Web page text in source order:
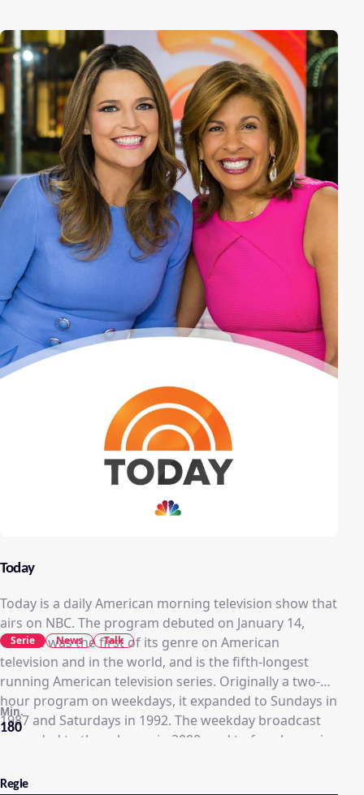
der Küste einen Haischwarm aufgesaugt hatte, die
nun um die Freiheitsstatue ebenso wie über den
Broadway tänzeln. Natürlich lassen sich die
Sharknado-Experten dies nicht bieten, sondern gehen
sogleich in die Offensive, indem sie dem Sturm mit
Kettensägen und selbstgebauten Bomben trotzen.
Today
Today is a daily American morning television show that
airs on NBC. The program debuted on January 14,
1952. It was the first of its genre on American
television and in the world, and is the fifth-longest
running American television series. Originally a two-
hour program on weekdays, it expanded to Sundays in
1987 and Saturdays in 1992. The weekday broadcast
expanded to three hours in 2000, and to four hours in
by the other networks until the late 1980s, when it was
180
Min.
Serie News Talk
Regie